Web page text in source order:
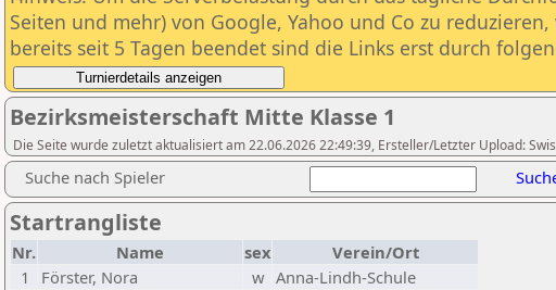
Seiten und mehr) von Google, Yahoo und Co zu
bereits seit 5 Tagen beendet sind die Links erst durch
Bezirksmeisterschaft Mitte Klasse 1
Die Seite wurde zuletzt aktualisiert am 22.06.2026 22:49:39, Ersteller/Letzter Upload:
Suche nach Spieler
Startrangliste
Nr. Name sex
Verein/Ort
1
Förster, Nora w Anna-Lindh-Schule